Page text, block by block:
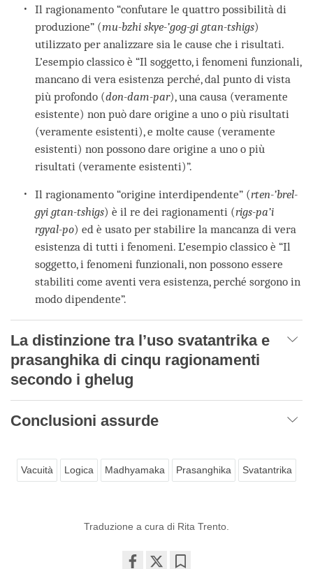
Il ragionamento “confutare le quattro possibilità di
produzione” (mu-bzhi skye-’gog-gi gtan-tshigs)
utilizzato per analizzare sia le cause che i risultati.
L’esempio classico è “Il soggetto, i fenomeni funzionali,
mancano di vera esistenza perché, dal punto di vista
più profondo (don-dam-par), una causa (veramente
esistente) non può dare origine a uno o più risultati
(veramente esistenti), e molte cause (veramente
esistenti) non possono dare origine a uno o più
risultati (veramente esistenti)”.
Il ragionamento “origine interdipendente” (rten-’brel-
gyi gtan-tshigs) è il re dei ragionamenti (rigs-pa’i
rgyal-po) ed è usato per stabilire la mancanza di vera
esistenza di tutti i fenomeni. L’esempio classico è “Il
soggetto, i fenomeni funzionali, non possono essere
stabiliti come aventi vera esistenza, perché sorgono in
modo dipendente”.
La distinzione tra l’uso svatantrika e
prasanghika di cinqu ragionamenti
secondo i ghelug
Conclusioni assurde
Vacuità Logica Madhyamaka Prasanghika Svatantrika
Traduzione a cura di Rita Trento.